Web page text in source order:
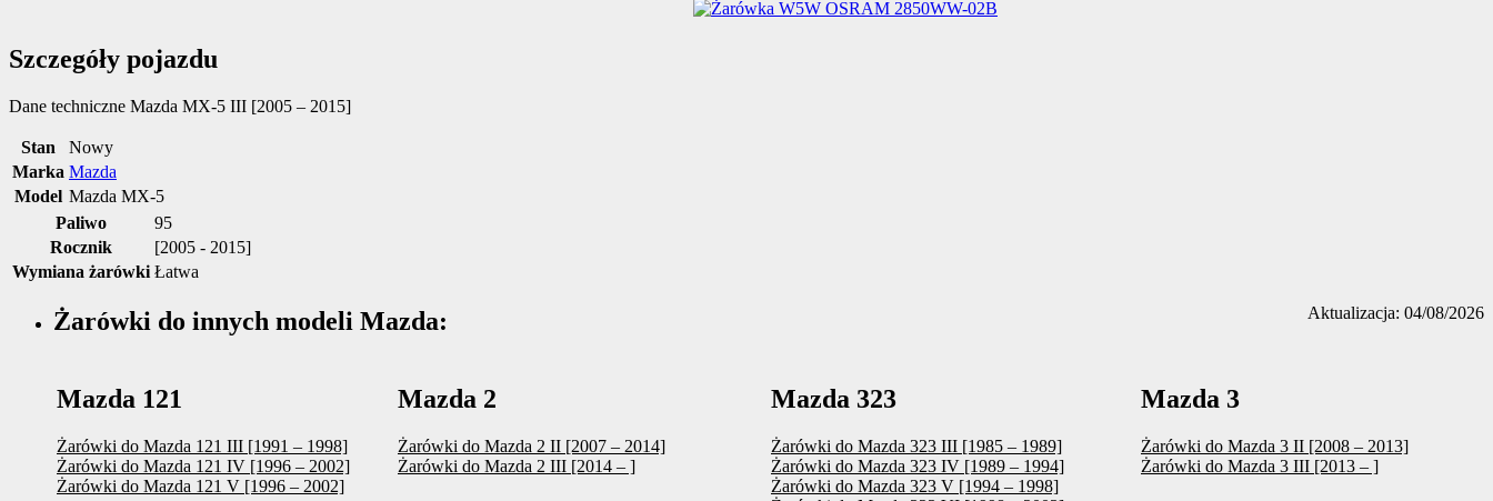
Szczegóły pojazdu
Dane techniczne Mazda MX-5 III [2005 – 2015]
Stan
Nowy
Marka Mazda
Model Mazda MX-5
Paliwo
95
Rocznik
[2005 - 2015]
Wymiana żarówki Łatwa
Aktualizacja: 04/08/2026
Żarówki do innych modeli Mazda:
Mazda 121
Żarówki do Mazda 121 III [1991 – 1998]
Żarówki do Mazda 121 IV [1996 – 2002]
Żarówki do Mazda 121 V [1996 – 2002]
Mazda 2
Żarówki do Mazda 2 II [2007 – 2014]
Żarówki do Mazda 2 III [2014 – ]
Mazda 323
Żarówki do Mazda 323 III [1985 – 1989]
Żarówki do Mazda 323 IV [1989 – 1994]
Żarówki do Mazda 323 V [1994 – 1998]
Mazda 3
Żarówki do Mazda 3 II [2008 – 2013]
Żarówki do Mazda 3 III [2013 – ]